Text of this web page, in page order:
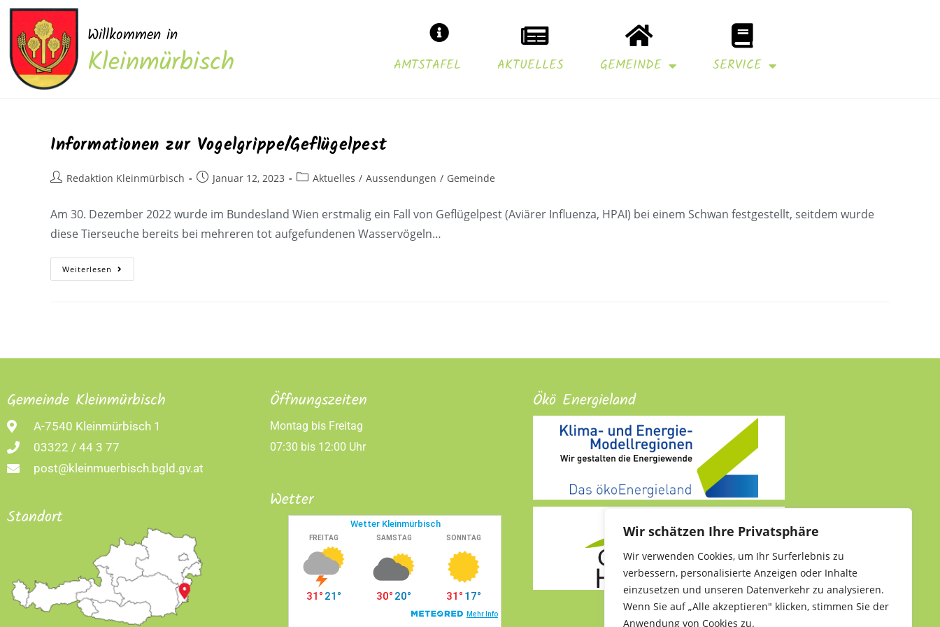
Wir schätzen Ihre Privatsphäre
Wir verwenden Cookies, um Ihr Surferlebnis zu
verbessern, personalisierte Anzeigen oder Inhalte
einzusetzen und unseren Datenverkehr zu analysieren.
Wenn Sie auf „Alle akzeptieren" klicken, stimmen Sie der
Anwendung von Cookies zu.
Willkommen in
Kleinmürbisch AMTSTAFEL AKTUELLES GEMEINDE SERVICE
Informationen zur Vogelgrippe/Geflügelpest
Redaktion Kleinmürbisch Januar 12, 2023 Aktuelles / Aussendungen / Gemeinde
Am 30. Dezember 2022 wurde im Bundesland Wien erstmalig ein Fall von Geflügelpest (Aviärer Influenza, HPAI) bei einem Schwan festgestellt, seitdem wurde
diese Tierseuche bereits bei mehreren tot aufgefundenen Wasservögeln…
Weiterlesen
Gemeinde Kleinmürbisch
A-7540 Kleinmürbisch 1
03322 / 44 3 77
post@kleinmuerbisch.bgld.gv.at
Standort
Öffnungszeiten
Montag bis Freitag
07:30 bis 12:00 Uhr
Wetter
Ökö Energieland